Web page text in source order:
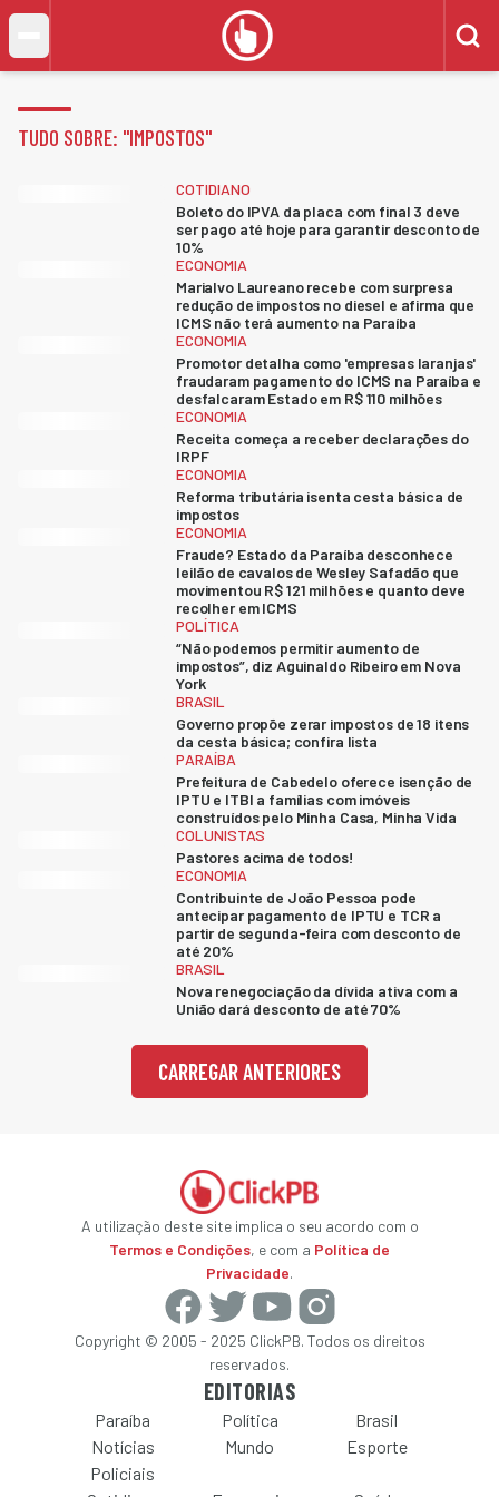
TUDO SOBRE: "IMPOSTOS"
COTIDIANO
Boleto do IPVA da placa com final 3 deve
ser pago até hoje para garantir desconto de
10%
ECONOMIA
Marialvo Laureano recebe com surpresa
redução de impostos no diesel e afirma que
ICMS não terá aumento na Paraíba
ECONOMIA
Promotor detalha como 'empresas laranjas'
fraudaram pagamento do ICMS na Paraíba e
desfalcaram Estado em R$ 110 milhões
ECONOMIA
Receita começa a receber declarações do
IRPF
ECONOMIA
Reforma tributária isenta cesta básica de
impostos
ECONOMIA
Fraude? Estado da Paraíba desconhece
leilão de cavalos de Wesley Safadão que
movimentou R$ 121 milhões e quanto deve
recolher em ICMS
POLÍTICA
“Não podemos permitir aumento de
impostos”, diz Aguinaldo Ribeiro em Nova
York
BRASIL
Governo propõe zerar impostos de 18 itens
da cesta básica; confira lista
PARAÍBA
Prefeitura de Cabedelo oferece isenção de
IPTU e ITBI a famílias com imóveis
construídos pelo Minha Casa, Minha Vida
COLUNISTAS
Pastores acima de todos!
ECONOMIA
Contribuinte de João Pessoa pode
antecipar pagamento de IPTU e TCR a
partir de segunda-feira com desconto de
até 20%
BRASIL
Nova renegociação da dívida ativa com a
União dará desconto de até 70%
CARREGAR ANTERIORES
A utilização deste site implica o seu acordo com o
Termos e Condições, e com a Política de
Privacidade.
Copyright © 2005 - 2025 ClickPB. Todos os direitos
reservados.
EDITORIAS
Paraíba Política
Brasil
Notícias
Policiais
Mundo Esporte